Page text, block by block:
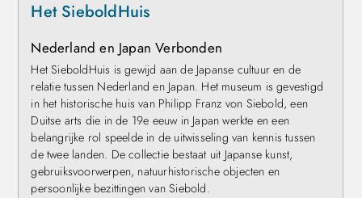
Het SieboldHuis
Nederland en Japan Verbonden
Het SieboldHuis is gewijd aan de Japanse cultuur en de
relatie tussen Nederland en Japan. Het museum is gevestigd
in het historische huis van Philipp Franz von Siebold, een
Duitse arts die in de 19e eeuw in Japan werkte en een
belangrijke rol speelde in de uitwisseling van kennis tussen
de twee landen. De collectie bestaat uit Japanse kunst,
gebruiksvoorwerpen, natuurhistorische objecten en
persoonlijke bezittingen van Siebold.